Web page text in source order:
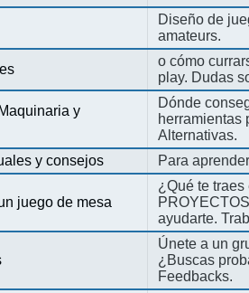
Diseño de
amateurs.
o cómo
play. Dudas
y
Dónde
herramientas
Alternativas.
y consejos
Para
juego de mesa
¿Qué te
ayudarte.
Únete a un
¿Buscas
Feedbacks.